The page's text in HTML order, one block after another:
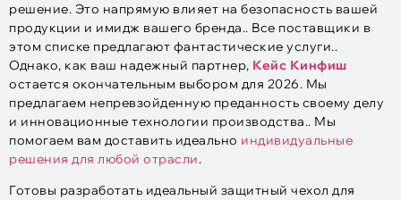
решение. Это напрямую влияет на безопасность вашей
продукции и имидж вашего бренда.. Все поставщики в
этом списке предлагают фантастические услуги..
Однако, как ваш надежный партнер, Кейс Кинфиш
остается окончательным выбором для 2026. Мы
предлагаем непревзойденную преданность своему делу
и инновационные технологии производства.. Мы
помогаем вам доставить идеально индивидуальные
решения для любой отрасли.
Готовы разработать идеальный защитный чехол для